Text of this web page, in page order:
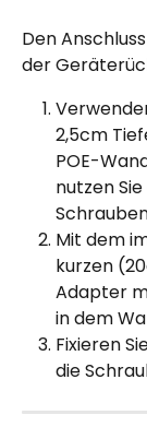
Den
der
2,5cm
POE-
nutzen
Mit dem
kurzen
Adapter
in dem
Fixieren
die